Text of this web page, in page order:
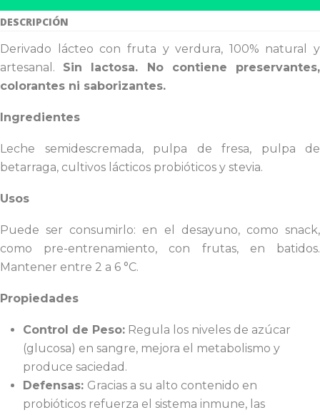
DESCRIPCIÓN
Derivado lácteo con fruta y verdura, 100% natural y
artesanal. Sin lactosa. No contiene preservantes,
colorantes ni saborizantes.
Ingredientes
Leche semidescremada, pulpa de fresa, pulpa de
betarraga, cultivos lácticos probióticos y stevia.
Usos
Puede ser consumirlo: en el desayuno, como snack,
como pre-entrenamiento, con frutas, en batidos.
Mantener entre 2 a 6 °C.
Propiedades
Control de Peso: Regula los niveles de azúcar
(glucosa) en sangre, mejora el metabolismo y
produce saciedad.
Defensas: Gracias a su alto contenido en
probióticos refuerza el sistema inmune, las